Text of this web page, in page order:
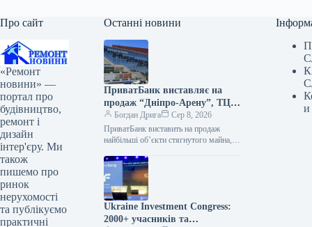
Про сайт
«Ремонт
новини» —
портал про
будівництво,
ремонт і
дизайн
інтер'єру. Ми
також
пишемо про
ринок
нерухомості
та публікуємо
практичні
Останні новини
ПриватБанк виставляє на
продаж “Дніпро-Арену”, ТЦ
“Приозерний” та активи
Буковеля
Богдан Дрига
Сер 8, 2026
ПриватБанк виставить на продаж
найбільші об’єкти стягнутого майна,
проблемних кредитів до націоналізації.
Фото об’єкта, що буде…
Ukraine Investment Congress:
2000+ учасників та
и